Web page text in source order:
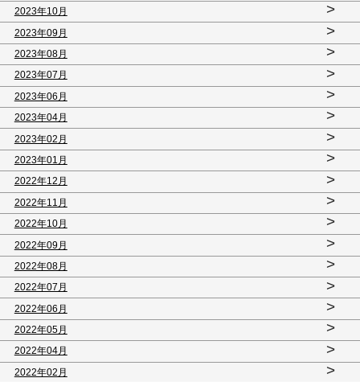
2023年10月 >
2023年09月 >
2023年08月 >
2023年07月 >
2023年06月 >
2023年04月 >
2023年02月 >
2023年01月 >
2022年12月 >
2022年11月 >
2022年10月 >
2022年09月 >
2022年08月 >
2022年07月 >
2022年06月 >
2022年05月 >
2022年04月 >
2022年02月 >